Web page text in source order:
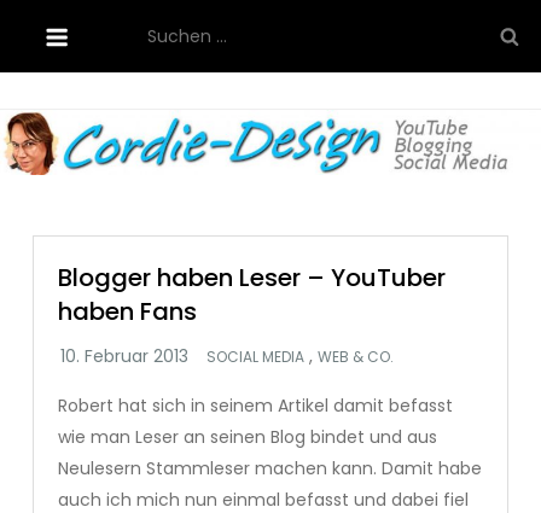
content
nach:
Cordie-Design
Blogger haben Leser – YouTuber
haben Fans
SOCIAL MEDIA ,WEB & CO.
Robert hat sich in seinem Artikel damit befasst
wie man Leser an seinen Blog bindet und aus
Neulesern Stammleser machen kann. Damit habe
auch ich mich nun einmal befasst und dabei fiel